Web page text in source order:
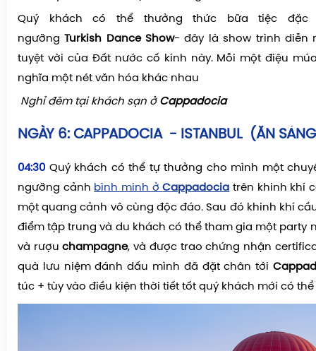
Quý khách có thể thưởng thức bữa tiệc đặc
ngưỡngTurkish Dance Show- đây là show trình diễn
tuyệt vời của Đất nước cố kính này. Mỗi một điệu
nghĩa một nét văn hóa khác nhau
Nghỉ đêm tại khách sạn ở Cappadocia
NGÀY 6: CAPPADOCIA - ISTANBUL (ĂN
04:30 Quý khách có thể tự thưởng cho mình một
ngưỡng cảnh bình minh ởCappadocia trên khinh khí
một quang cảnh vô cùng độc đáo. Sau đó khinh khí
điểm tập trung và du khách có thể tham gia một party
và rượuchampagne, và được trao chứng nhận
quà lưu niệm đánh dấu mình đã đặt chân tới
túc + tùy vào điều kiện thời tiết tốt quý khách mới có